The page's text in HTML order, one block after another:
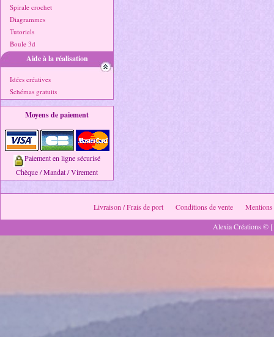
Spirale crochet
Diagrammes
Tutoriels
Boule 3d
Aide à la réalisation
Idées créatives
Schémas gratuits
Moyens de paiement
Paiement en ligne sécurisé
Chèque / Mandat / Virement
Livraison / Frais de port Conditions de vente
Mentions
Alexia Créations ©